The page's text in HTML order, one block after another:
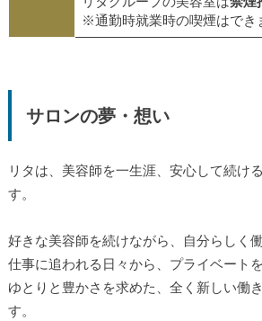
※通勤時就業時の喫煙はでき
サロンの夢・想い
リタは、美容師を一生涯、安心して続け
す。
好きな美容師を続けながら、自分らしく
仕事に追われる日々から、プライベート
ゆとりと豊かさを求めた、全く新しい働
す。